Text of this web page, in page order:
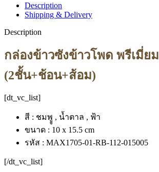
Description
Shipping & Delivery
Description
กล่องข้าวซังข้าวโพด พรีเมี่ยม
(2ชั้น+ช้อน+ส้อม)
[dt_vc_list]
สี : ชมพูู , น้ำตาล , ฟ้า
ขนาด : 10 x 15.5 cm
รหัส : MAX1705-01-RB-112-015005
[/dt_vc_list]